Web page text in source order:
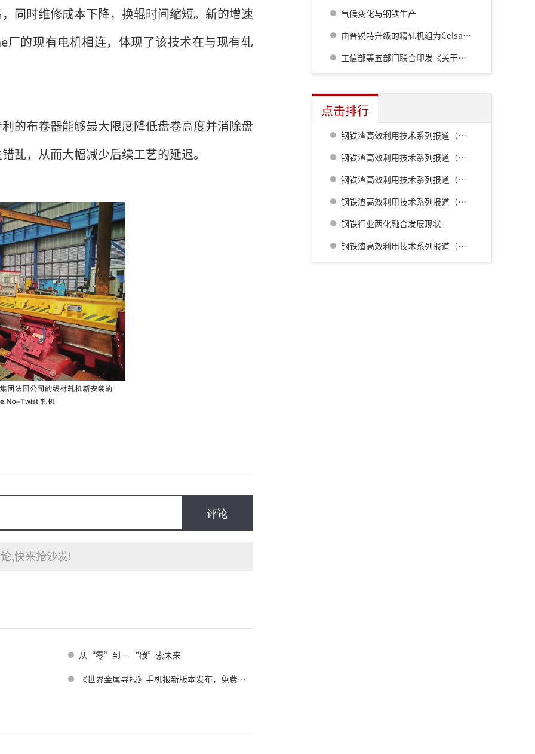
同时维修成本下降，换辊时间缩短。新的增速
的现有电机相连，体现了该技术在与现有轧
的布卷器能够最大限度降低盘卷高度并消除盘
乱，从而大幅减少后续工艺的延迟。
评论
,快来抢沙发!
从“零”到一 “碳”索未来
《世界金属导报》手机报新版本发布，免费下载，免费看
气候变化与钢铁生产
由普锐特升级的精轧机组为Celsa集团法国公司提高产量
工信部等五部门联合印发《关于开展零碳工厂建设工作的指导意见》
点击排行
钢铁渣高效利用技术系列报道（一） 室兰钢铁厂用钢渣骨料配制重混凝土的研究
钢铁渣高效利用技术系列报道（二） 鹿岛钢铁厂钢铁渣利用技术的开发
钢铁渣高效利用技术系列报道（五） 八幡厂钢铁渣的利用
钢铁渣高效利用技术系列报道（三） 名古屋厂铁水预处理炉渣肥料化的开发
钢铁行业两化融合发展现状
钢铁渣高效利用技术系列报道（四） 广畑厂灰石材生产利用技术的开发